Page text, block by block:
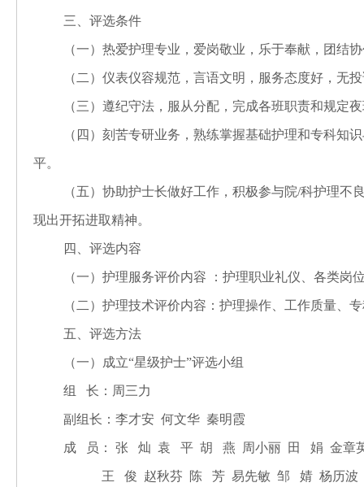
三、评选条件
（一）热爱护理专业，爱岗敬业，乐于奉献，团结
（二）仪表仪容规范，言语文明，服务态度好，无
（三）遵纪守法，服从分配，完成各班职责和规定
（四）刻苦专研业务，熟练掌握基础护理和专科知
平。
（五）协助护士长做好工作，积极参与院/科护理不
现出开拓进取精神。
四、评选内容
（一）护理服务评价内容 ：护理职业礼仪、各类岗
（二）护理技术评价内容：护理操作、工作质量、
五、评选方法
（一）成立“星级护士”评选小组
组 长：周三力
副组长：李才安 何文华 秦明霞
成 员： 张 灿 袁 平 胡 燕 周小丽 田 娟 金章
王 俊 赵秋芬 陈 芳 易先敏 邹 婧 杨历波